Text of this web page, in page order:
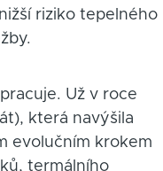
riziko tepelného
Už v roce
která navýšila
evolučním krokem
termálního